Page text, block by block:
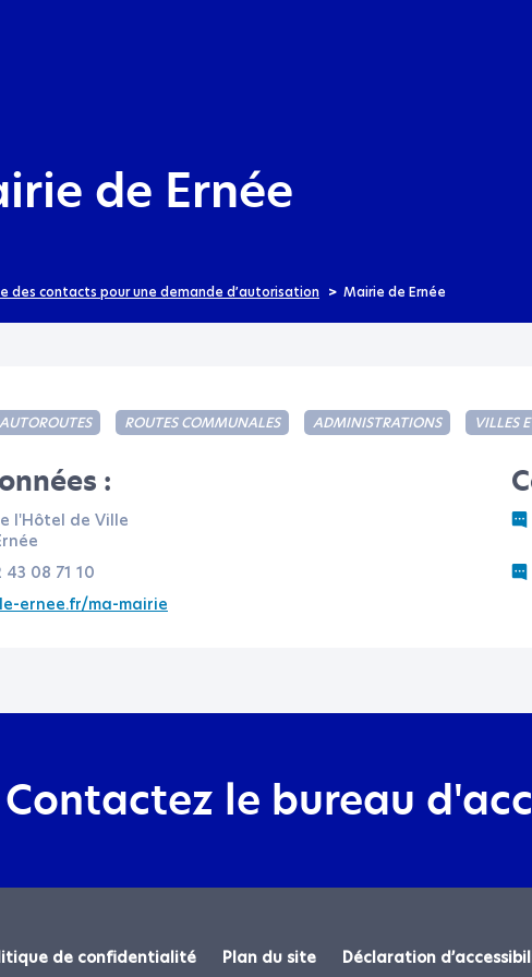
de Ernée
des contacts pour une demande d’autorisation Mairie de Ernée
ROUTES COMMUNALES ADMINISTRATIONS VILLES
:
l'Hôtel de Ville
43 08 71 10
ernee.fr/ma-mairie
Contactez le bureau
apportions les
de confidentialité Plan du site Déclaration